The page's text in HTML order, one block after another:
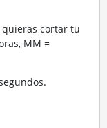
cortar tu
MM =